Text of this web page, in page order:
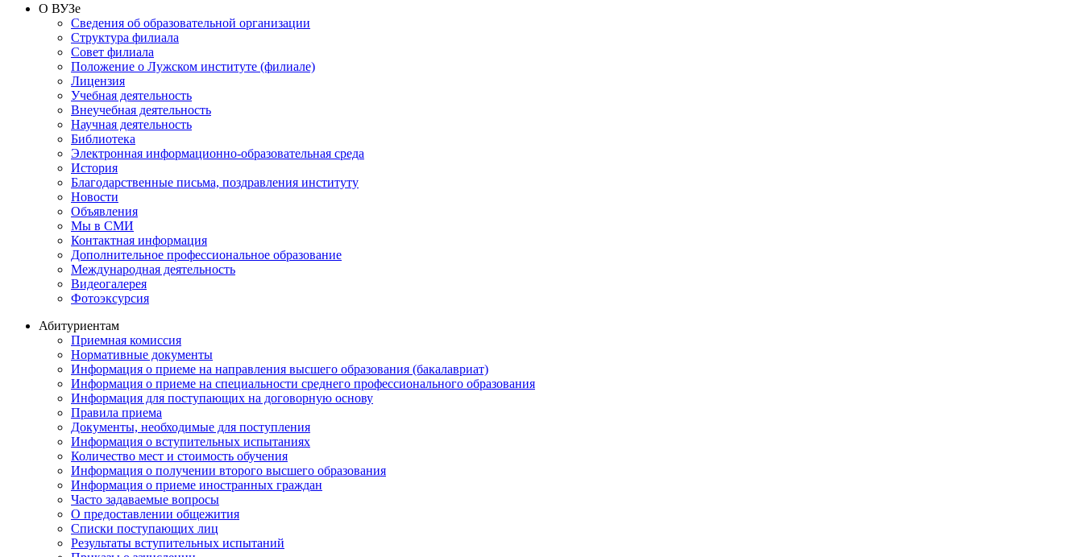
О ВУЗе
Сведения об образовательной организации
Структура филиала
Совет филиала
Положение о Лужском институте (филиале)
Лицензия
Учебная деятельность
Внеучебная деятельность
Научная деятельность
Библиотека
Электронная информационно-образовательная среда
История
Благодарственные письма, поздравления институту
Новости
Объявления
Мы в СМИ
Контактная информация
Дополнительное профессиональное образование
Международная деятельность
Видеогалерея
Фотоэксурсия
Абитуриентам
Приемная комиссия
Нормативные документы
Информация о приеме на направления высшего образования (бакалавриат)
Информация о приеме на специальности среднего профессионального образования
Информация для поступающих на договорную основу
Правила приема
Документы, необходимые для поступления
Информация о вступительных испытаниях
Количество мест и стоимость обучения
Информация о получении второго высшего образования
Информация о приеме иностранных граждан
Часто задаваемые вопросы
О предоставлении общежития
Списки поступающих лиц
Результаты вступительных испытаний